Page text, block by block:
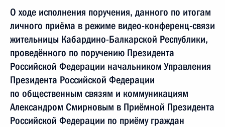
О ходе исполнения поручения, данного по итогам
личного приёма в режиме видео-конференц-связи
жительницы Кабардино-Балкарской Республики,
проведённого по поручению Президента
Российской Федерации начальником Управления
Президента Российской Федерации
по общественным связям и коммуникациям
Александром Смирновым в Приёмной Президента
Российской Федерации по приёму граждан